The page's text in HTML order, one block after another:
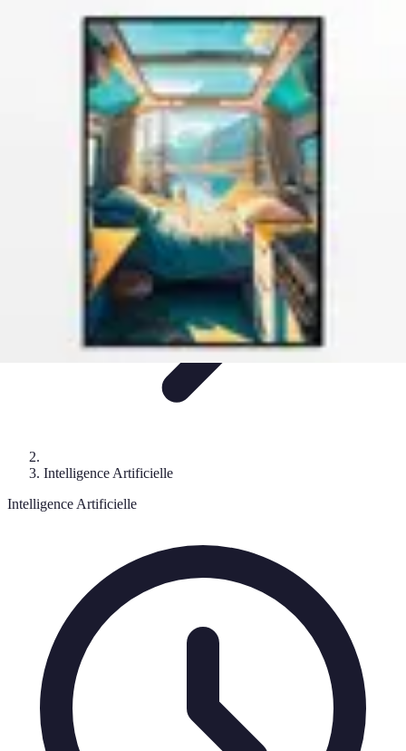
Innovations Futures
Environnement et DurabilitéSanté et
BiotechnologieTendances ÉcologieTechnologie
Innovations Futures
Intelligence Artificielle
Intelligence Artificielle